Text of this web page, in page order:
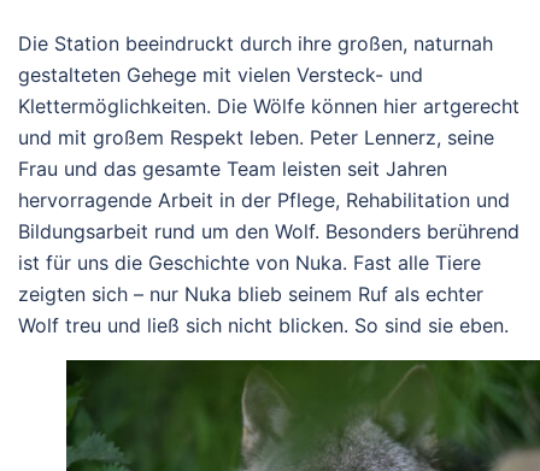
Die Station beeindruckt durch ihre großen, naturnah
gestalteten Gehege mit vielen Versteck- und
Klettermöglichkeiten. Die Wölfe können hier artgerecht
und mit großem Respekt leben. Peter Lennerz, seine
Frau und das gesamte Team leisten seit Jahren
hervorragende Arbeit in der Pflege, Rehabilitation und
Bildungsarbeit rund um den Wolf. Besonders berührend
ist für uns die Geschichte von Nuka. Fast alle Tiere
zeigten sich – nur Nuka blieb seinem Ruf als echter
Wolf treu und ließ sich nicht blicken. So sind sie eben.